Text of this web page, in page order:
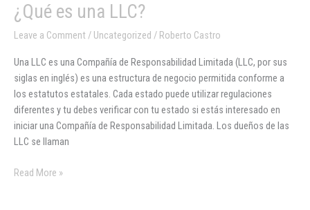
¿Qué es una LLC?
Leave a Comment / Uncategorized / Roberto Castro
Una LLC es una Compañía de Responsabilidad Limitada (LLC, por sus
siglas en inglés) es una estructura de negocio permitida conforme a
los estatutos estatales. Cada estado puede utilizar regulaciones
diferentes y tu debes verificar con tu estado si estás interesado en
iniciar una Compañía de Responsabilidad Limitada. Los dueños de las
LLC se llaman
¿Qué
es
una
Read More »